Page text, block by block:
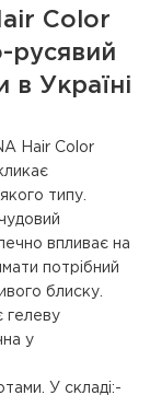
Color
русявий
в Україні
Hair Color
типу.
впливає на
потрібний
блиску.
гелеву
у
У складі:-